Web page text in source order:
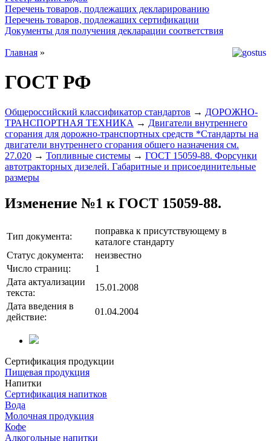
Перечень товаров, подлежащих декларированию
Перечень товаров, подлежащих сертификации
Документы для получения декларации соответствия
Главная »
ГОСТ РФ
Общероссийский классификатор стандартов → ДОРОЖНО-
ТРАНСПОРТНАЯ ТЕХНИКА → Двигатели внутреннего
сгорания для дорожно-транспортных средств *Стандарты на
двигатели внутреннего сгорания общего назначения см.
27.020 → Топливные системы → ГОСТ 15059-88. Форсунки
автотракторных дизелей. Габаритные и присоединительные
размеры
Изменение №1 к ГОСТ 15059-88.
Тип документа:
поправка к присутствующему в
каталоге стандарту
Статус документа:
неизвестно
Число страниц:
1
Дата актуализации
текста:
15.01.2008
Дата введения в
действие:
01.04.2004
Сертификация продукции
Пищевая продукция
Напитки
Сертификация напитков
Вода
Молочная продукция
Кофе
Алкогольные напитки